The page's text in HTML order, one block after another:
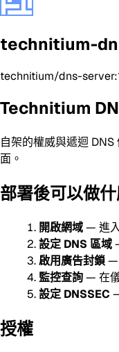
technitium-
technitium/dns-
Technitium
自架的權威與遞迴
面。
部署後可以做
開啟網域— 進
設定 DNS 區域
啟用廣告封鎖—
監控查詢— 在
設定 DNSSEC
授權